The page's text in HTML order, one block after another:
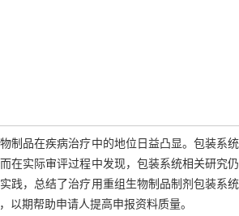
制品在疾病治疗中的地位日益凸显。包装系
在实际审评过程中发现，包装系统相关研究
践，总结了治疗用重组生物制品制剂包装系
以期帮助申请人提高申报资料质量。